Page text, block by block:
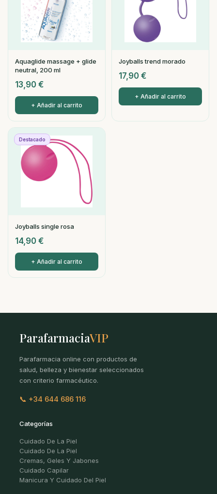
Aquaglide massage + glide
neutral, 200 ml
13,90 €
+ Añadir al carrito
Joyballs trend morado
17,90 €
+ Añadir al carrito
Destacado
Joyballs single rosa
14,90 €
+ Añadir al carrito
ParafarmaciaVIP
Parafarmacia online con productos de
salud, belleza y bienestar seleccionados
con criterio farmacéutico.
📞 +34 644 686 116
Categorías
Cuidado De La Piel
Cuidado De La Piel
Cremas, Geles Y Jabones
Cuidado Capilar
Manicura Y Cuidado Del Piel